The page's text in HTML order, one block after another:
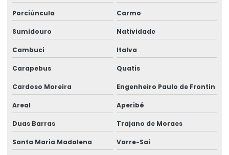
Elaboração de quesitos para perícia médica
Elaboração de quesitos periciais
Elaboração de subsídios médicos para contestação
Elaboração de subsídios técnicos para contestação
Empresa de aep
Empresa de análise ergonômica do trabalho
Empresa de análise ergonômica preliminar
Empresa de análise de ntep
Porciúncula Carmo
Sumidouro Natividade
Cambuci Italva
Carapebus Quatis
Cardoso Moreira Engenheiro Paulo de Frontin
Areal Aperibé
Duas Barras Trajano de Moraes
Santa Maria Madalena Varre-Sai